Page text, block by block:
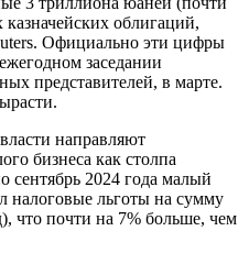
облигаций,
Официально эти цифры
заседании
представителей, в марте.
направляют
бизнеса как столпа
сентябрь 2024 года малый
налоговые льготы на сумму
что почти на 7% больше, чем